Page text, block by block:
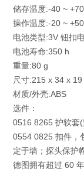
储存温度:-40 ~
操作温度:-20 ~
电池类型:3V 钮扣
电池寿命:350 h
重量:80 g
尺寸:215 x 34 x 19
材质/外壳:ABS
选件：
0516 8265 护软套
0554 0825 扣件，
定于墙；探头保护
德图拥有超过 60